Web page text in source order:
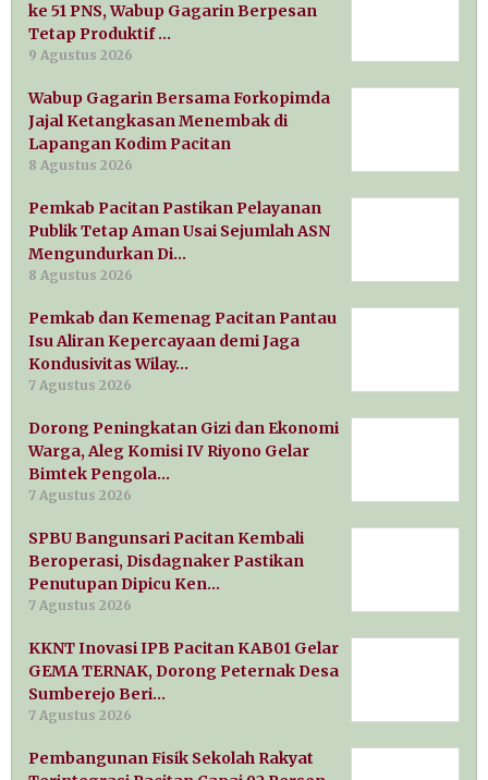
ke 51 PNS, Wabup Gagarin Berpesan
Tetap Produktif …
9 Agustus 2026
Wabup Gagarin Bersama Forkopimda
Jajal Ketangkasan Menembak di
Lapangan Kodim Pacitan
8 Agustus 2026
Pemkab Pacitan Pastikan Pelayanan
Publik Tetap Aman Usai Sejumlah ASN
Mengundurkan Di…
8 Agustus 2026
Pemkab dan Kemenag Pacitan Pantau
Isu Aliran Kepercayaan demi Jaga
Kondusivitas Wilay…
7 Agustus 2026
Dorong Peningkatan Gizi dan Ekonomi
Warga, Aleg Komisi IV Riyono Gelar
Bimtek Pengola…
7 Agustus 2026
SPBU Bangunsari Pacitan Kembali
Beroperasi, Disdagnaker Pastikan
Penutupan Dipicu Ken…
7 Agustus 2026
KKNT Inovasi IPB Pacitan KAB01 Gelar
GEMA TERNAK, Dorong Peternak Desa
Sumberejo Beri…
7 Agustus 2026
Pembangunan Fisik Sekolah Rakyat